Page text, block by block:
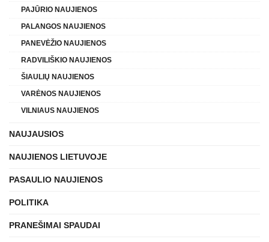
PAJŪRIO NAUJIENOS
PALANGOS NAUJIENOS
PANEVĖŽIO NAUJIENOS
RADVILIŠKIO NAUJIENOS
ŠIAULIŲ NAUJIENOS
VARĖNOS NAUJIENOS
VILNIAUS NAUJIENOS
NAUJAUSIOS
NAUJIENOS LIETUVOJE
PASAULIO NAUJIENOS
POLITIKA
PRANEŠIMAI SPAUDAI